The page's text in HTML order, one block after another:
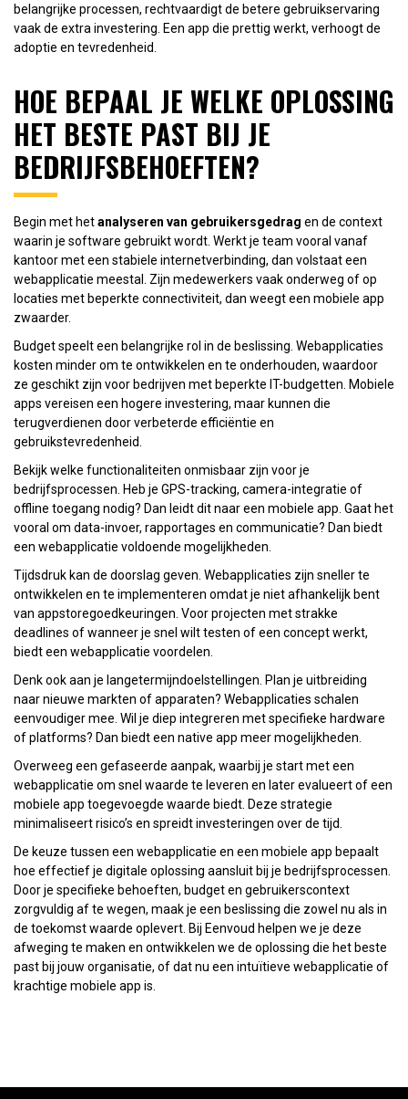
belangrijke processen, rechtvaardigt de betere gebruikservaring
vaak de extra investering. Een app die prettig werkt, verhoogt de
adoptie en tevredenheid.
HOE BEPAAL JE WELKE OPLOSSING
HET BESTE PAST BIJ JE
BEDRIJFSBEHOEFTEN?
Begin met hetanalyseren van gebruikersgedrag en de context
waarin je software gebruikt wordt. Werkt je team vooral vanaf
kantoor met een stabiele internetverbinding, dan volstaat een
webapplicatie meestal. Zijn medewerkers vaak onderweg of op
locaties met beperkte connectiviteit, dan weegt een mobiele app
zwaarder.
Budget speelt een belangrijke rol in de beslissing. Webapplicaties
kosten minder om te ontwikkelen en te onderhouden, waardoor
ze geschikt zijn voor bedrijven met beperkte IT-budgetten. Mobiele
apps vereisen een hogere investering, maar kunnen die
terugverdienen door verbeterde efficiëntie en
gebruikstevredenheid.
Bekijk welke functionaliteiten onmisbaar zijn voor je
bedrijfsprocessen. Heb je GPS-tracking, camera-integratie of
offline toegang nodig? Dan leidt dit naar een mobiele app. Gaat het
vooral om data-invoer, rapportages en communicatie? Dan biedt
een webapplicatie voldoende mogelijkheden.
Tijdsdruk kan de doorslag geven. Webapplicaties zijn sneller te
ontwikkelen en te implementeren omdat je niet afhankelijk bent
van appstoregoedkeuringen. Voor projecten met strakke
deadlines of wanneer je snel wilt testen of een concept werkt,
biedt een webapplicatie voordelen.
Denk ook aan je langetermijndoelstellingen. Plan je uitbreiding
naar nieuwe markten of apparaten? Webapplicaties schalen
eenvoudiger mee. Wil je diep integreren met specifieke hardware
of platforms? Dan biedt een native app meer mogelijkheden.
Overweeg een gefaseerde aanpak, waarbij je start met een
webapplicatie om snel waarde te leveren en later evalueert of een
mobiele app toegevoegde waarde biedt. Deze strategie
minimaliseert risico’s en spreidt investeringen over de tijd.
De keuze tussen een webapplicatie en een mobiele app bepaalt
hoe effectief je digitale oplossing aansluit bij je bedrijfsprocessen.
Door je specifieke behoeften, budget en gebruikerscontext
zorgvuldig af te wegen, maak je een beslissing die zowel nu als in
de toekomst waarde oplevert. Bij Eenvoud helpen we je deze
afweging te maken en ontwikkelen we de oplossing die het beste
past bij jouw organisatie, of dat nu een intuïtieve webapplicatie of
krachtige mobiele app is.